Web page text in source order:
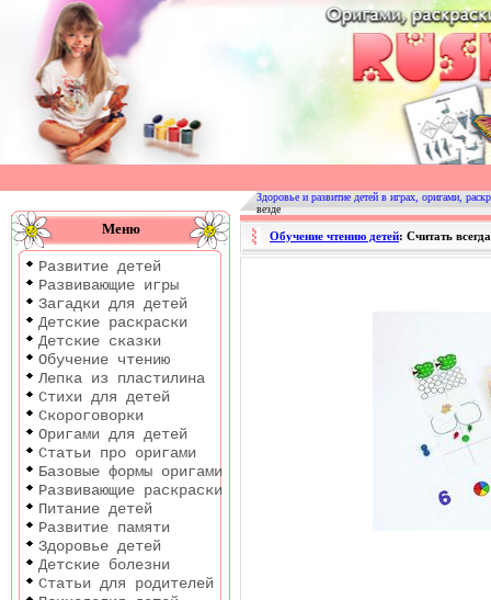
Оригами
|
Раскраски
Развитие
детей
Меню
Развитие детей
Развивающие игры
Загадки для детей
Детские раскраски
Детские сказки
Обучение чтению
Лепка из пластилина
Стихи для детей
Скороговорки
Оригами для детей
Статьи про оригами
Базовые формы оригами
Развивающие раскраски
Питание детей
Развитие памяти
Здоровье детей
Детские болезни
Статьи для родителей
Здоровье и развитие детей в играх, оригами,
везде
Обучение чтению детей: Считать